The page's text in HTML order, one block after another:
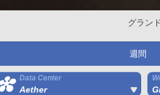
グラン
週間
Data Center
Aether